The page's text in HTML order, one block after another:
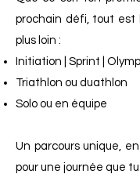
prochain défi, tout est
plus loin :
Initiation | Sprint |
Triathlon ou duathlon
Solo ou en équipe
Un parcours unique,
pour une journée que tu